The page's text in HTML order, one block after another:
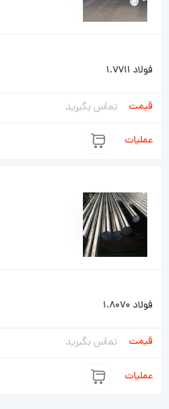
فولاد 1.7711
تماس بگیرید
فولاد 1.8070
تماس بگیرید